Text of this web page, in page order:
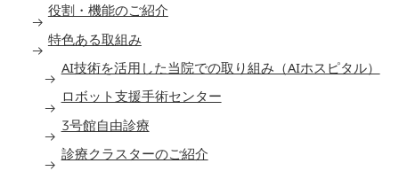
役割・機能のご紹介
特色ある取組み
AI技術を活用した当院での取り組み（AIホスピタル）
ロボット支援手術センター
3号館自由診療
診療クラスターのご紹介